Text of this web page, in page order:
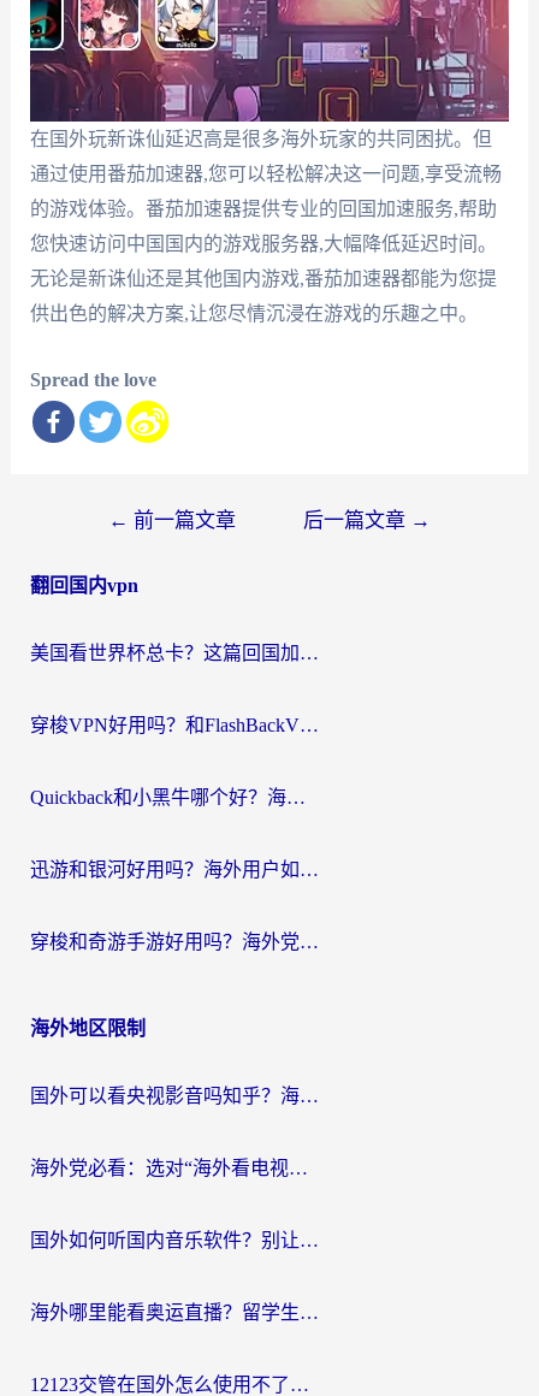
在国外玩新诛仙延迟高是很多海外玩家的共同困扰。但
通过使用番茄加速器,您可以轻松解决这一问题,享受流畅
的游戏体验。番茄加速器提供专业的回国加速服务,帮助
您快速访问中国国内的游戏服务器,大幅降低延迟时间。
无论是新诛仙还是其他国内游戏,番茄加速器都能为您提
供出色的解决方案,让您尽情沉浸在游戏的乐趣之中。
Spread the love
导
← 前一篇文章 后一篇文章 →
翻回国内vpn
美国看世界杯总卡？这篇回国加速器指南帮你无缝刷国内资源（附苹果手机VPN设置步骤）
穿梭VPN好用吗？和FlashBackVPN对比哪个回国效果更好？
Quickback和小黑牛哪个好？海外党亲测指南，选对回国加速器秒回国内
迅游和银河好用吗？海外用户如何选择回国加速器实现无缝访问国内资源
穿梭和奇游手游好用吗？海外党亲测3款回国加速器，附蜜蜂加速器七天试用攻略
海外地区限制
国外可以看央视影音吗知乎？海外党亲测有效的回国加速方案
海外党必看：选对“海外看电视剧软件”，再也不用愁国内剧刷不了
国外如何听国内音乐软件？别让地域限制，断了你的中文歌单
海外哪里能看奥运直播？留学生&海外华人必看的体育赛事观赛终极指南
12123交管在国外怎么使用不了？海外华人必看的无缝访问国内资源指南